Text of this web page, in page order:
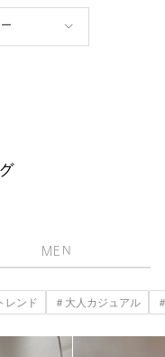
MEN
レンド ＃大人カジュアル